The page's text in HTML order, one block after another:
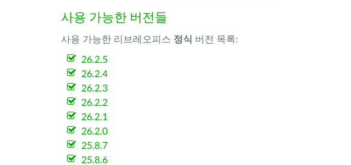
사용 가능한 버전들
사용 가능한 리브레오피스 정식 버전 목록:
26.2.5
26.2.4
26.2.3
26.2.2
26.2.1
26.2.0
25.8.7
25.8.6